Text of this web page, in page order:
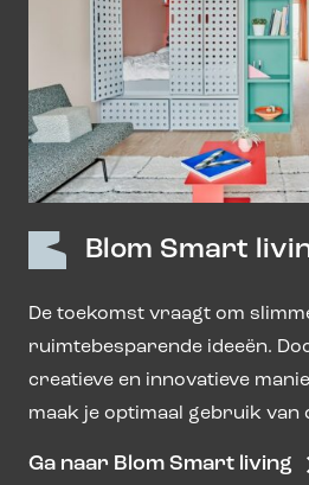
Blom Smart
De toekomst vraagt om
ruimtebesparende ideeën.
creatieve en innovatieve
maak je optimaal gebruik van
Ga naar Blom Smart living